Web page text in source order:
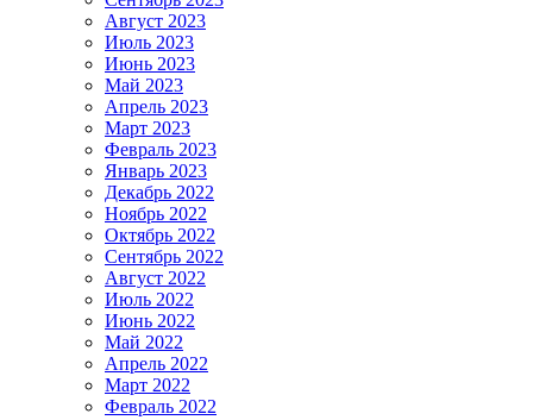
Август 2023
Июль 2023
Июнь 2023
Май 2023
Апрель 2023
Март 2023
Февраль 2023
Январь 2023
Декабрь 2022
Ноябрь 2022
Октябрь 2022
Сентябрь 2022
Август 2022
Июль 2022
Июнь 2022
Май 2022
Апрель 2022
Март 2022
Февраль 2022